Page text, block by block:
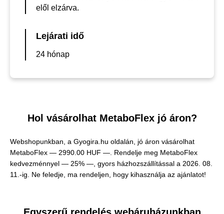
elől elzárva.
Lejárati idő
24 hónap
Hol vásárolhat MetaboFlex jó áron?
Webshopunkban, a Gyogira.hu oldalán, jó áron vásárolhat
MetaboFlex — 2990.00 HUF — . Rendelje meg MetaboFlex
kedvezménnyel — 25% —, gyors házhozszállítással a 2026. 08.
11.-ig. Ne feledje, ma rendeljen, hogy kihasználja az ajánlatot!